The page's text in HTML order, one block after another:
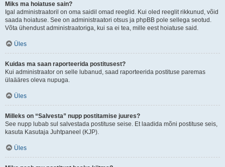
Miks ma hoiatuse sain?
Igal administraatoril on oma saidil omad reeglid. Kui oled reeglit rikkunud, võid
saada hoiatuse. See on administraatori otsus ja phpBB pole sellega seotud.
Võta ühendust administraatoriga, kui sa ei tea, mille eest hoiatuse said.
Üles
Kuidas ma saan raporteerida postitusest?
Kui administraator on selle lubanud, saad raporteerida postituse paremas
ülaääres oleva nupuga.
Üles
Milleks on “Salvesta” nupp postitamise juures?
See nupp lubab sul salvestada postituse seise. Et laadida mõni postituse seis,
kasuta Kasutaja Juhtpaneel (KJP).
Üles